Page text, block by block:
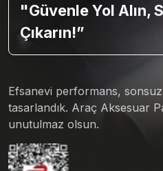
"Güvenle Yol Alın,
Çıkarın!”
Efsanevi performans,
tasarlandık. Araç Aksesuar
unutulmaz olsun.